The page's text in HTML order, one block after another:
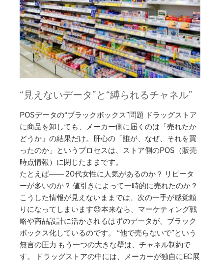
“見えないデータ”と“縛られるチャネル”
POSデータの“ブラックボックス”問題 ドラッグストア
に商品を卸しても、メーカー側に届くのは「売れたか
どうか」の結果だけ。肝心の「誰が、なぜ、それを買
ったのか」というプロセスは、ストア側のPOS（販売
時点情報）に閉じたままです。
たとえば―― 20代女性に人気があるのか？ リピータ
ーが多いのか？ 値引きによって一時的に売れたのか？
こうした情報が見えないままでは、次の一手が感覚頼
りになってしまいます😓本来なら、マーケティング戦
略や商品設計に活かされるはずのデータが、ブラック
ボックス化しているのです。 “他で売らないで”という
無言の圧力 もう一つの大きな壁は、チャネル制約で
す。 ドラッグストアの中には、メーカーが独自にEC展